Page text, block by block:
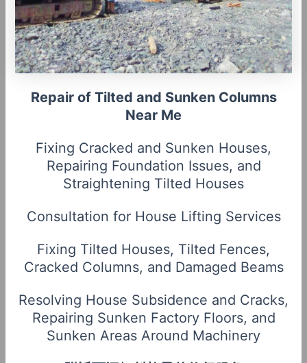
Repair of Tilted and Sunken Columns
Near Me
Fixing Cracked and Sunken Houses,
Repairing Foundation Issues, and
Straightening Tilted Houses
Consultation for House Lifting Services
Fixing Tilted Houses, Tilted Fences,
Cracked Columns, and Damaged Beams
Resolving House Subsidence and Cracks,
Repairing Sunken Factory Floors, and
Sunken Areas Around Machinery